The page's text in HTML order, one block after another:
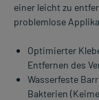
einer leicht zu
problemlose
Optimierter
Entfernen des
Wasserfeste
Bakterien